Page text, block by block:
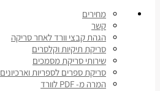
מחירים
קשר
הגהת קבצי וורד לאחר סריקה
סריקת תיקיות וקלסרים
שירותי סריקת מסמכים
סריקת ספרים לספריות וארכיונים
המרה מ- PDF לוורד